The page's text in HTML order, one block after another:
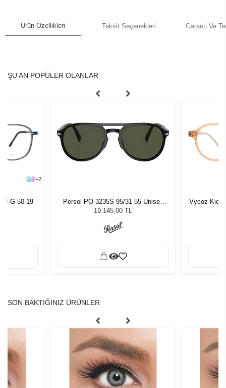
Ürün Özellikleri Taksit Seçenekleri Garanti Ve
ŞU AN POPÜLER OLANLAR
+2
G 50-19
Persol PO 3235S 95/31 55 Unisex
Güneş Gözlüğü
19.145,00 TL
Vycoz Kids
SON BAKTIĞINIZ ÜRÜNLER